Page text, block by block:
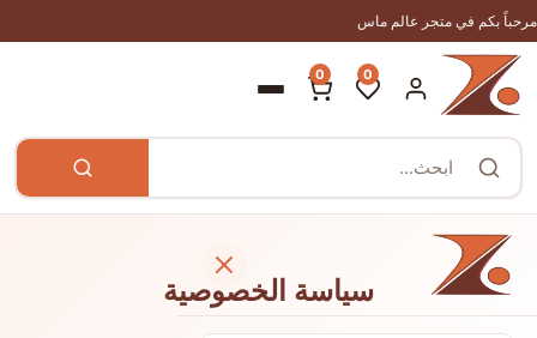
مرحباً بكم في متجر عالم ماس
0
0
سياسة الخصوصية